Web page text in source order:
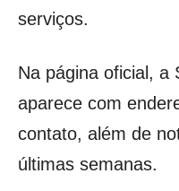
serviços.
Na página oficial, a
aparece com
contato, além de
últimas semanas.